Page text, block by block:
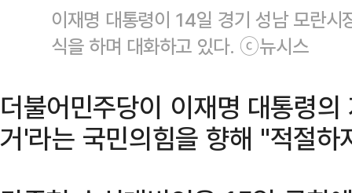
이재명 대통령이 14일 경기 성남 모란
식을 하며 대화하고 있다. ⓒ뉴시스
더불어민주당이 이재명 대통령
거'라는 국민의힘을 향해 "적절